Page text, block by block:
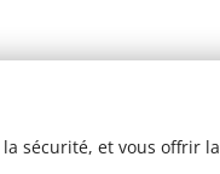
sécurité, et vous offrir la